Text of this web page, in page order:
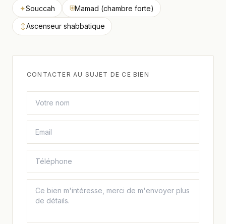
✦Souccah ⛨Mamad (chambre forte)
↕Ascenseur shabbatique
CONTACTER AU SUJET DE CE BIEN